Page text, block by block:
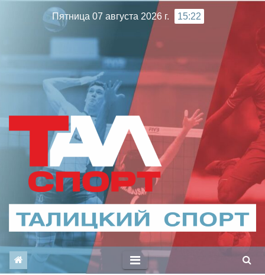
Пятница 07 августа 2026 г. 15:22